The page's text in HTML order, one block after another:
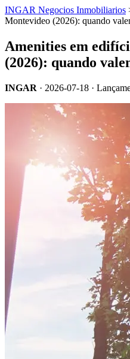
INGAR Negocios Inmobiliarios
Montevideo (2026): quando
Amenities em
(2026): quando
INGAR · 2026-07-18 ·